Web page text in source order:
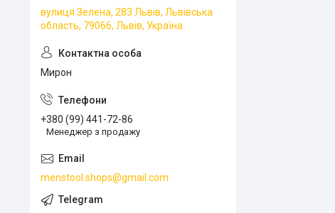
вулиця Зелена, 283 Львів, Львівська
область, 79066, Львів, Україна
Мирон
+380 (99) 441-72-86
Менеджер з продажу
menstool.shops@gmail.com